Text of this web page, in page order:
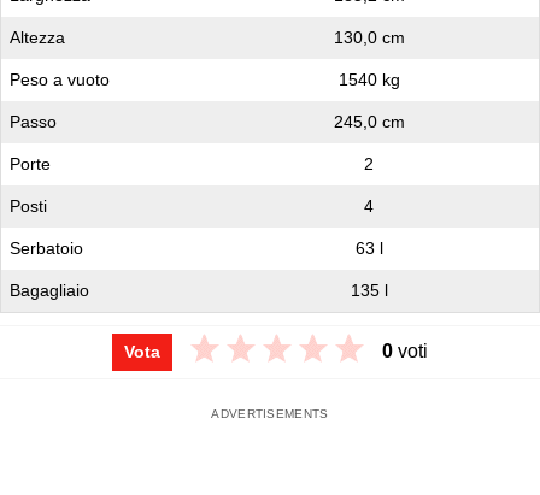
Altezza 130,0 cm
Peso a vuoto 1540 kg
Passo 245,0 cm
Porte 2
Posti 4
Serbatoio 63 l
Bagagliaio 135 l
Vota 0 voti